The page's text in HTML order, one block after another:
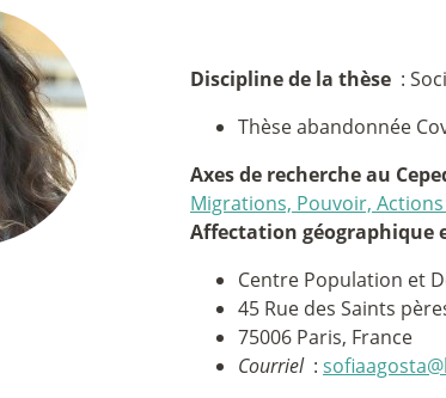
Discipline de la thèse :
Thèse abandonnée
Axes de recherche au
Migrations, Pouvoir,
Affectation géographique
Centre Population et
45 Rue des Saints
75006 Paris, France
Courriel :